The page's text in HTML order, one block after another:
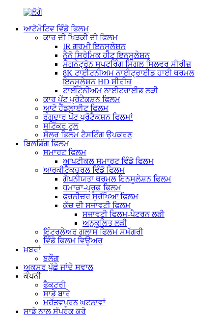
ਆਟੋਮੋਟਿਵ ਵਿੰਡੋ ਫਿਲਮ
ਕਾਰ ਦੀ ਖਿੜਕੀ ਦੀ ਫਿਲਮ
IR ਗਰਮੀ ਇਨਸੂਲੇਸ਼ਨ
ਨੈਨੋ ਸਿਰੇਮਿਕ ਹੀਟ ਇਨਸੂਲੇਸ਼ਨ
ਮੈਗਨੇਟ੍ਰੋਨ ਸਪਟਰਿੰਗ ਸਿੰਗਲ ਸਿਲਵਰ ਸੀਰੀਜ਼
8K ਟਾਈਟਨੀਅਮ ਨਾਈਟ੍ਰਾਈਡ ਹਾਈ ਥਰਮਲ
ਇਨਸੂਲੇਸ਼ਨ HD ਸੀਰੀਜ਼
ਟਾਈਟੇਨੀਅਮ ਨਾਈਟਰਾਈਡ ਲੜੀ
ਕਾਰ ਪੇਂਟ ਪ੍ਰੋਟੈਕਸ਼ਨ ਫਿਲਮ
ਆਟੋ ਹੈੱਡਲਾਈਟ ਫਿਲਮ
ਰੰਗਦਾਰ ਪੇਂਟ ਪ੍ਰੋਟੈਕਸ਼ਨ ਫਿਲਮਾਂ
ਸਟਿੱਕਰ ਟੂਲ
ਸੋਲਰ ਫਿਲਮ ਟੈਸਟਿੰਗ ਉਪਕਰਣ
ਬਿਲਡਿੰਗ ਫਿਲਮ
ਸਮਾਰਟ ਫਿਲਮ
ਆਪਟੀਕਲ ਸਮਾਰਟ ਵਿੰਡੋ ਫਿਲਮ
ਆਰਕੀਟੈਕਚਰਲ ਵਿੰਡੋ ਫਿਲਮ
ਗੋਪਨੀਯਤਾ ਥਰਮਲ ਇਨਸੂਲੇਸ਼ਨ ਫਿਲਮ
ਧਮਾਕਾ-ਪ੍ਰੂਫ਼ ਫਿਲਮ
ਫਰਨੀਚਰ ਸੁਰੱਖਿਆ ਫਿਲਮ
ਕੱਚ ਦੀ ਸਜਾਵਟੀ ਫਿਲਮ
ਸਜਾਵਟੀ ਫਿਲਮ-ਪੈਟਰਨ ਲੜੀ
ਅਨੁਕੂਲਿਤ ਲੜੀ
ਇੰਟਰਲੇਅਰ ਗਲਾਸ ਫਿਲਮ ਸਮੱਗਰੀ
ਵਿੰਡੋ ਫਿਲਮ ਵਿਊਅਰ
ਖ਼ਬਰਾਂ
ਬਲੌਗ
ਅਕਸਰ ਪੁੱਛੇ ਜਾਂਦੇ ਸਵਾਲ
ਕੰਪਨੀ
ਫੈਕਟਰੀ
ਸਾਡੇ ਬਾਰੇ
ਮਹੱਤਵਪੂਰਨ ਘਟਨਾਵਾਂ
ਸਾਡੇ ਨਾਲ ਸੰਪਰਕ ਕਰੋ